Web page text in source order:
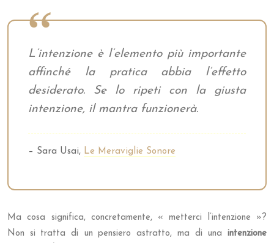
L’intenzione è l’elemento più importante
affinché la pratica abbia l’effetto
desiderato. Se lo ripeti con la giusta
intenzione, il mantra funzionerà.
– Sara Usai, Le Meraviglie Sonore
Ma cosa significa, concretamente, « metterci l’intenzione »?
Non si tratta di un pensiero astratto, ma di una intenzione